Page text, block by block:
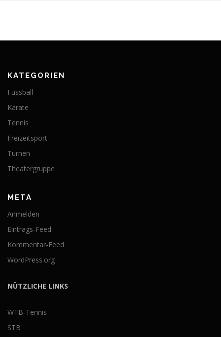
KATEGORIEN
Fussball
Karate
Tennis
Freizeitsport
Turnen
Theatergruppe
META
Anmelden
Eintrags-Feed
Kommentar-Feed
WordPress.org
NÜTZLICHE LINKS
WTB-Tennis
STB